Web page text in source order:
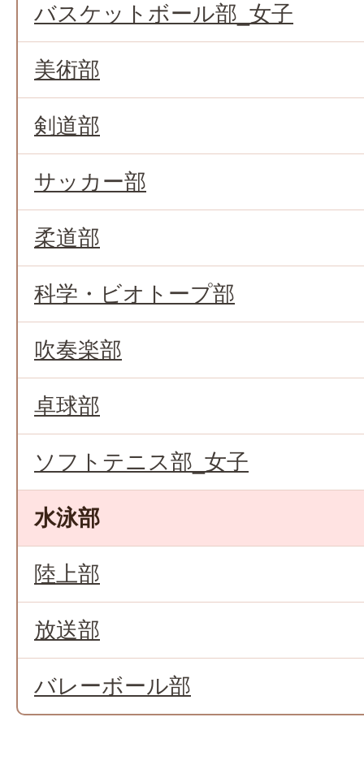
バスケットボール部_女子
美術部
剣道部
サッカー部
柔道部
科学・ビオトープ部
吹奏楽部
卓球部
ソフトテニス部_女子
水泳部
陸上部
放送部
バレーボール部